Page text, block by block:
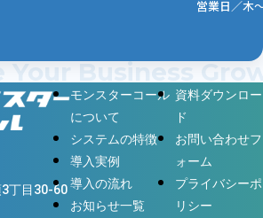
営業日／木
Your Business
丁目30-60
モンスターコール
について
システムの特徴
導入実例
導入の流れ
お知らせ一覧
資料ダウンロー
ド
お問い合わせフ
ォーム
プライバシーポ
リシー